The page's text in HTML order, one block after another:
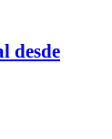
desde